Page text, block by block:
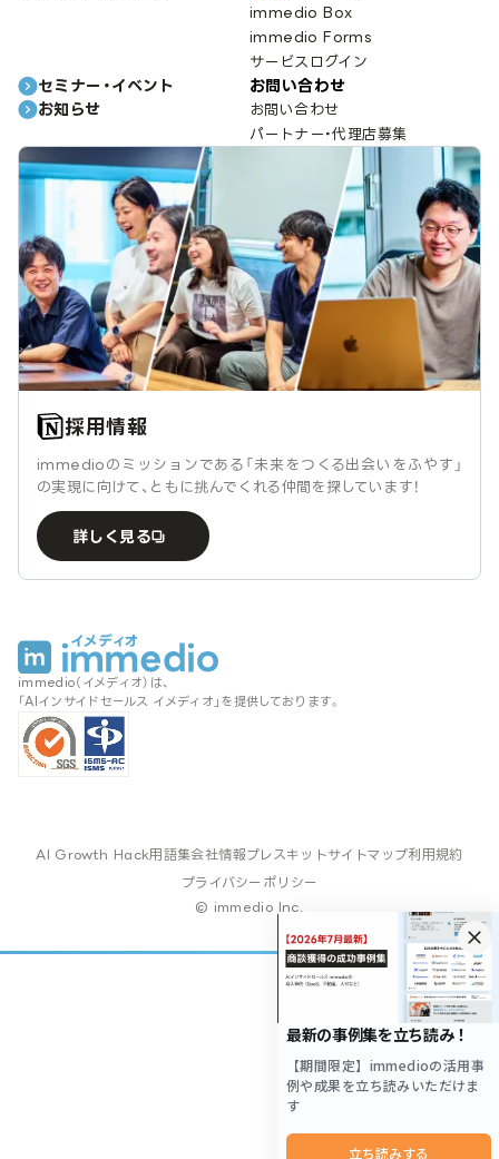
immedio Box
immedio Forms
サービスログイン
セミナー・イベント
お知らせ
お問い合わせ
お問い合わせ
パートナー・代理店募集
採用情報
immedioのミッションである「未来をつくる出会いをふやす」
の実現に向けて、ともに挑んでくれる仲間を探しています！
詳しく見る
immedio（イメディオ）は、
「AIインサイドセールス イメディオ」を提供しております。
AI Growth Hack用語集会社情報プレスキットサイトマップ利用規約
プライバシーポリシー
© immedio Inc.